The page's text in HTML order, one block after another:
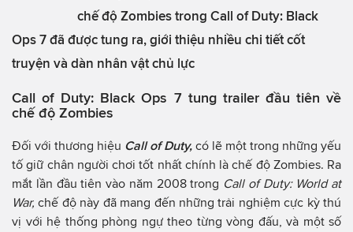
chế độ Zombies trong Call of Duty: Black
Ops 7 đã được tung ra, giới thiệu nhiều chi tiết cốt
truyện và dàn nhân vật chủ lực
Call of Duty: Black Ops 7 tung trailer đầu tiên về
chế độ Zombies
Đối với thương hiệu Call of Duty, có lẽ một trong những yếu
tố giữ chân người chơi tốt nhất chính là chế độ Zombies. Ra
mắt lần đầu tiên vào năm 2008 trong Call of Duty: World at
War,chế độ này đã mang đến những trải nghiệm cực kỳ thú
vị với hệ thống phòng ngự theo từng vòng đấu, và một số